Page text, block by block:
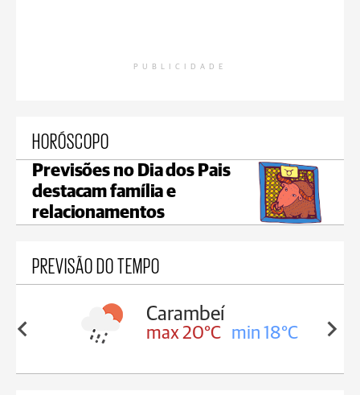
PUBLICIDADE
HORÓSCOPO
Previsões no Dia dos Pais
destacam família e
relacionamentos
PREVISÃO DO TEMPO
18°C
Jaguariaíva
max 20°C min 18°C